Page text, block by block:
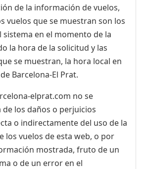
de la información de vuelos,
vuelos que se muestran son los
sistema en el momento de la
la hora de la solicitud y las
se muestran, la hora local en
Barcelona-El Prat.
elprat.com no se
los daños o perjuicios
o indirectamente del uso de la
los vuelos de esta web, o por
mostrada, fruto de un
o de un error en el